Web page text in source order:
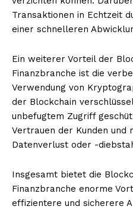
Transaktionen in Echtzeit
einer schnelleren
Ein weiterer Vorteil der
Finanzbranche ist die
Verwendung von
der Blockchain
unbefugtem Zugriff
Vertrauen der Kunden und
Datenverlust oder -
Insgesamt bietet die
Finanzbranche enorme
effizientere und sicherere